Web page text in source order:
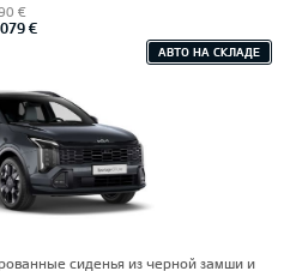
€
€
АВТО НА СКЛАДЕ
сиденья из черной замши и